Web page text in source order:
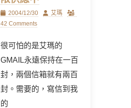
Posted
on
2004/12/30 Author
艾瑪
42 Comments
很可怕的是艾瑪的
GMAIL永遠保持在一百
封，兩個信箱就有兩百
封。需要的，寫信到我
的